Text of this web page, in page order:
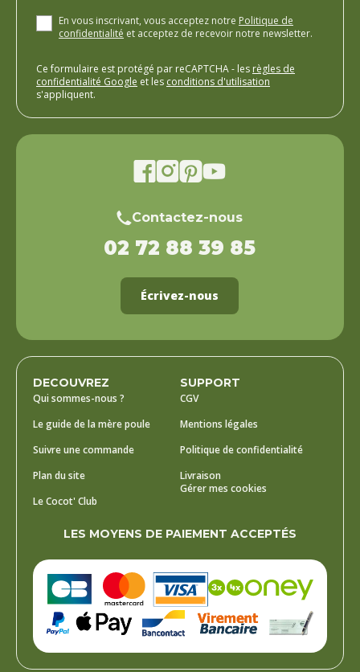
En vous inscrivant, vous acceptez notre Politique de
confidentialité et acceptez de recevoir notre newsletter.
Ce formulaire est protégé par reCAPTCHA - les règles de
confidentialité Google et les conditions d'utilisation
s'appliquent.
Contactez-nous
02 72 88 39 85
Écrivez-nous
DECOUVREZ
Qui sommes-nous ?
Le guide de la mère poule
Suivre une commande
Plan du site
Le Cocot' Club
SUPPORT
CGV
Mentions légales
Politique de confidentialité
Livraison
Gérer mes cookies
LES MOYENS DE PAIEMENT ACCEPTÉS